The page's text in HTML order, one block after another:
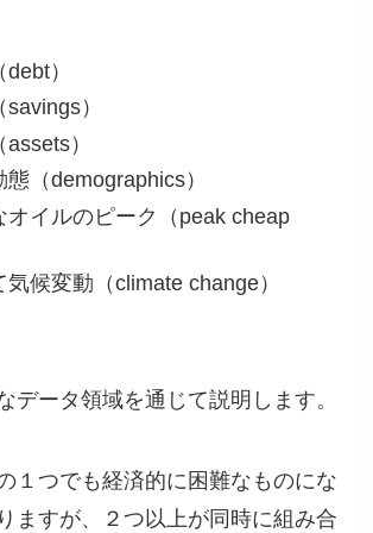
）
）
）
態（demographics）
オイルのピーク（peak cheap
気候変動（climate change）
データ領域を通じて説明します。
１つでも経済的に困難なものにな
ますが、２つ以上が同時に組み合